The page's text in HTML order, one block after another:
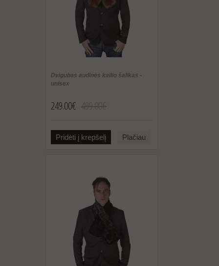
Dvigubas audinės kailio šalikas -
unisex
249.00€
Pridėti į krepšelį Plačiau